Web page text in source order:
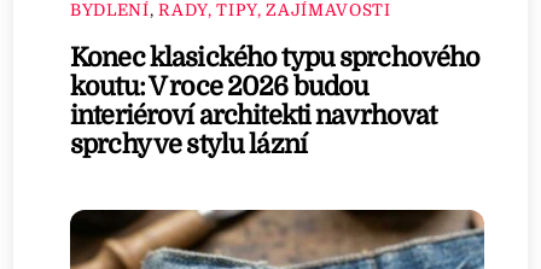
BYDLENÍ,RADY, TIPY, ZAJÍMAVOSTI
Konec klasického typu sprchového
koutu: V roce 2026 budou
interiéroví architekti navrhovat
sprchy ve stylu lázní